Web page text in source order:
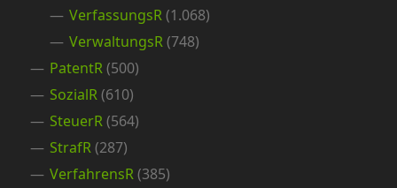
VerfassungsR(1.068)
VerwaltungsR(748)
PatentR(500)
SozialR(610)
SteuerR(564)
StrafR(287)
VerfahrensR(385)